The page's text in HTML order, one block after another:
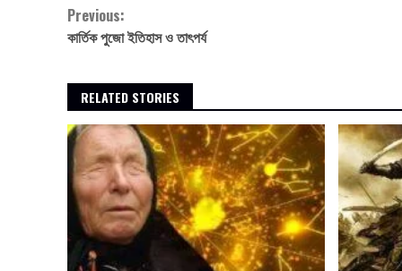
Continue
Reading
Previous:
কার্তিক পুজো ইতিহাস ও তাৎপর্য
RELATED STORIES